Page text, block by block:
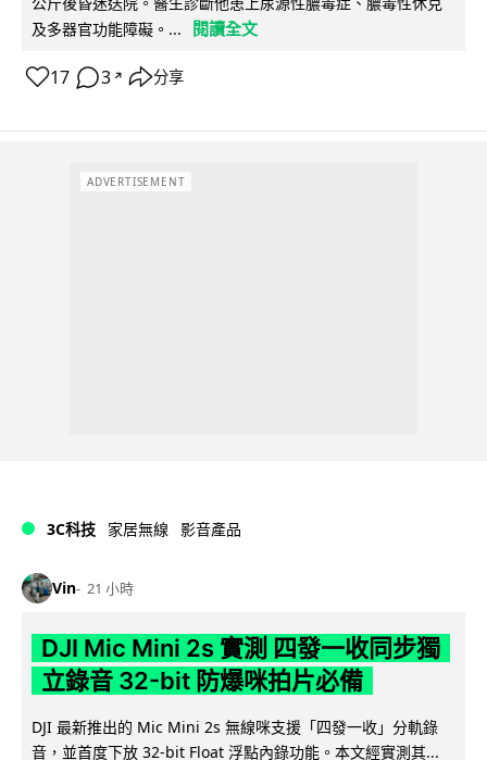
及多器官功能障礙。...
閱讀全文
17 3 ↗ 分享
ADVERTISEMENT
3C科技 家居無線 影音產品
Vin 21 小時
DJI Mic Mini 2s 實測 四發一收同步獨
立錄音 32-bit 防爆咪拍片必備
DJI 最新推出的 Mic Mini 2s 無線咪支援「四發一收」分軌錄
音，並首度下放 32-bit Float 浮點內錄功能。本文經實測其...